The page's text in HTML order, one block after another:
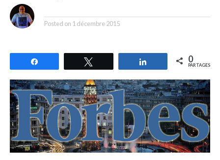
Posted on 1 décembre 2015
Partagez 0
PARTAGES